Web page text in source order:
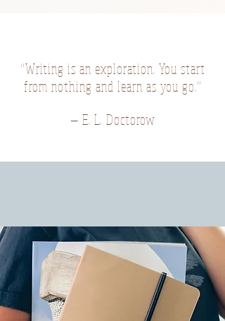
“Writing is an exploration. You start
from nothing and learn as you go.”
― E. L. Doctorow